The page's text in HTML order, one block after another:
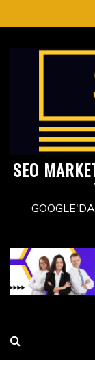
to
SEO